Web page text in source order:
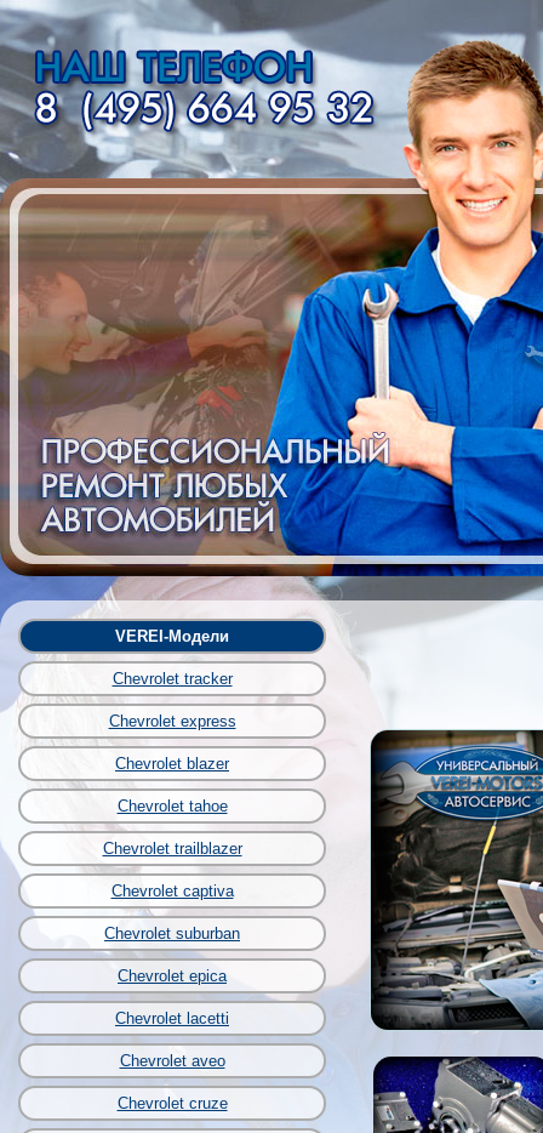
VEREI-Модели
Chevrolet tracker
Chevrolet express
Chevrolet blazer
Chevrolet tahoe
Chevrolet trailblazer
Chevrolet captiva
Chevrolet suburban
Chevrolet epica
Chevrolet lacetti
Chevrolet aveo
Chevrolet cruze